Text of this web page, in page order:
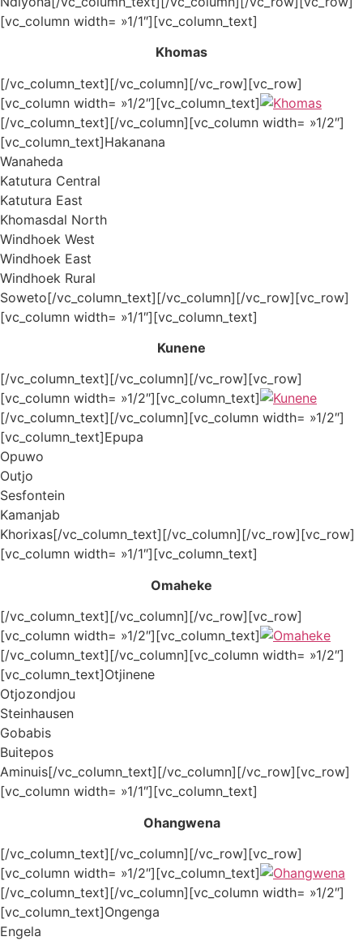
[vc_column width= »1/1″][vc_column_text]
Khomas
[/vc_column_text][/vc_column][/vc_row][vc_row]
[vc_column width= »1/2″][vc_column_text]
[/vc_column_text][/vc_column][vc_column width= »1/2″]
[vc_column_text]Hakanana
Wanaheda
Katutura Central
Katutura East
Khomasdal North
Windhoek West
Windhoek East
Windhoek Rural
Soweto[/vc_column_text][/vc_column][/vc_row][vc_row]
[vc_column width= »1/1″][vc_column_text]
Kunene
[/vc_column_text][/vc_column][/vc_row][vc_row]
[vc_column width= »1/2″][vc_column_text]
[/vc_column_text][/vc_column][vc_column width= »1/2″]
[vc_column_text]Epupa
Opuwo
Outjo
Sesfontein
Kamanjab
Khorixas[/vc_column_text][/vc_column][/vc_row][vc_row]
[vc_column width= »1/1″][vc_column_text]
Omaheke
[/vc_column_text][/vc_column][/vc_row][vc_row]
[vc_column width= »1/2″][vc_column_text]
[/vc_column_text][/vc_column][vc_column width= »1/2″]
[vc_column_text]Otjinene
Otjozondjou
Steinhausen
Gobabis
Buitepos
Aminuis[/vc_column_text][/vc_column][/vc_row][vc_row]
[vc_column width= »1/1″][vc_column_text]
Ohangwena
[/vc_column_text][/vc_column][/vc_row][vc_row]
[vc_column width= »1/2″][vc_column_text]
[/vc_column_text][/vc_column][vc_column width= »1/2″]
[vc_column_text]Ongenga
Engela